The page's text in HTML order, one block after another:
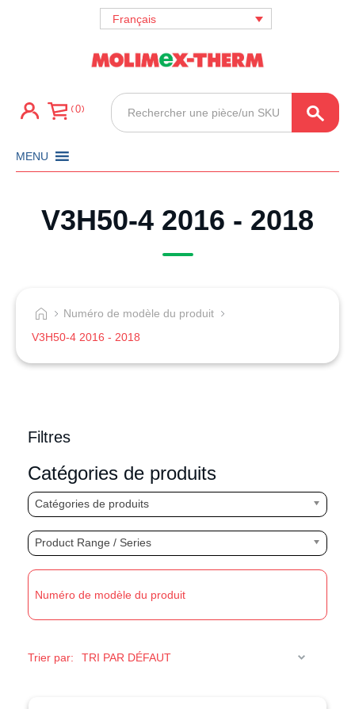
Français
0
Recherche
de
produits
MENU
V3H50-4 2016 - 2018
Numéro de modèle du produit
V3H50-4 2016 - 2018
Filtres
Catégories de produits
Catégories de produits
Product Range / Series
Trier par: